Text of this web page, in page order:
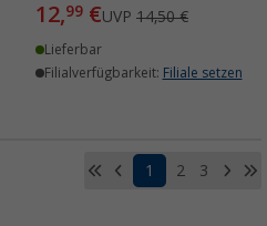
12,99 €UVP 14,50 €
Lieferbar
Filialverfügbarkeit: Filiale setzen
1 2 3